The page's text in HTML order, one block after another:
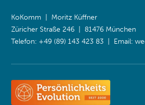
KoKomm | Moritz Küffner
Züricher Straße 246 | 81476 München
Telefon: +49 (89) 143 423 83 | Email: